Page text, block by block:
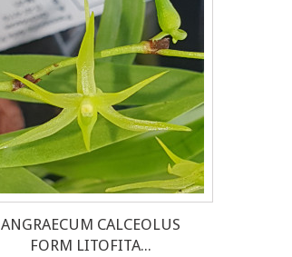
ANGRAECUM CALCEOLUS
FORM LITOFITA...